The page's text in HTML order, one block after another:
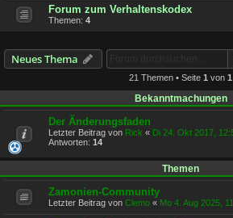
Forum zum Verhaltenskodex
Themen: 4
Neues Thema
21 Themen • Seite 1 von 1
Bekanntmachungen
Der Änderungsfaden
Letzter Beitrag von Rick « Di 24. Okt 2017,
Antworten: 14
Themen
Zamonien-Community
Letzter Beitrag von Clemo « Mo 4. Aug 2025,